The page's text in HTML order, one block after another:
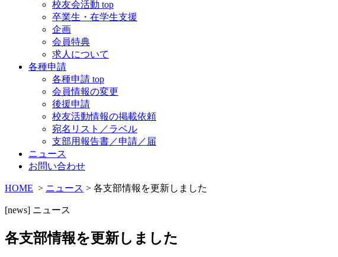
校友会活動 top
卒業生・在学生支援
企画
会員特典
求人について
各種申請
各種申請 top
会員情報の変更
後援申請
校友活動情報の掲載依頼
宛名リスト／ラベル
支部用報告書／申請／届
ニュース
お問い合わせ
HOME > ニュース > 各支部情報を更新しました
[news] ニュース
各支部情報を更新しました